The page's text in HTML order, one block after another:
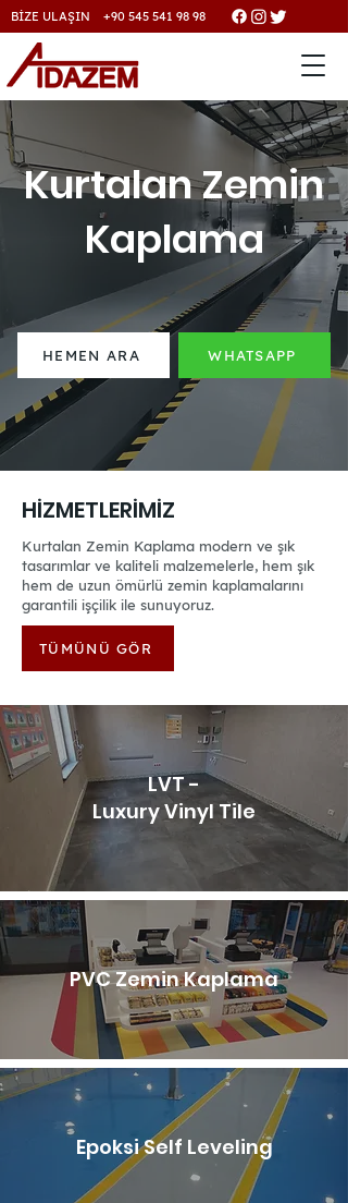
BİZE ULAŞIN +90 545 541 98 98
Kurtalan Zemin
Kaplama
HEMEN ARA WHATSAPP
HİZMETLERİMİZ
Kurtalan Zemin Kaplama modern ve şık
tasarımlar ve kaliteli malzemelerle, hem şık
hem de uzun ömürlü zemin kaplamalarını
garantili işçilik ile sunuyoruz.
TÜMÜNÜ GÖR
LVT -
Luxury Vinyl Tile
PVC Zemin Kaplama
Epoksi Self Leveling